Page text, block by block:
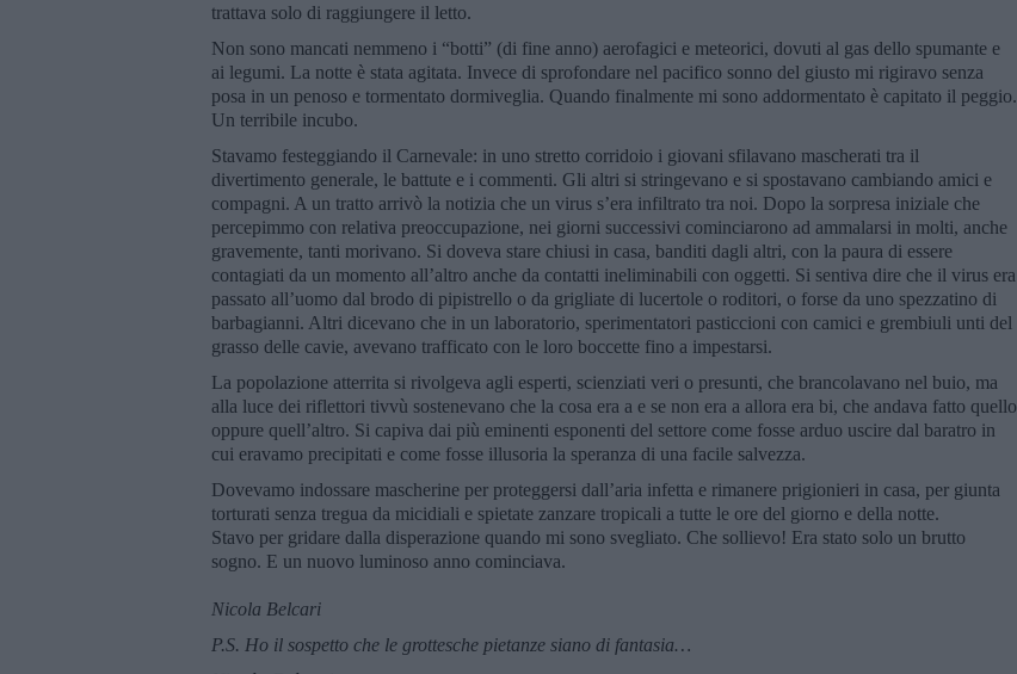
trattava solo di raggiungere il letto.
Non sono mancati nemmeno i “botti” (di fine anno) aerofagici e meteorici, dovuti al gas dello spumante e
ai legumi. La notte è stata agitata. Invece di sprofondare nel pacifico sonno del giusto mi rigiravo senza
posa in un penoso e tormentato dormiveglia. Quando finalmente mi sono addormentato è capitato il peggio.
Un terribile incubo.
Stavamo festeggiando il Carnevale: in uno stretto corridoio i giovani sfilavano mascherati tra il
divertimento generale, le battute e i commenti. Gli altri si stringevano e si spostavano cambiando amici e
compagni. A un tratto arrivò la notizia che un virus s’era infiltrato tra noi. Dopo la sorpresa iniziale che
percepimmo con relativa preoccupazione, nei giorni successivi cominciarono ad ammalarsi in molti, anche
gravemente, tanti morivano. Si doveva stare chiusi in casa, banditi dagli altri, con la paura di essere
contagiati da un momento all’altro anche da contatti ineliminabili con oggetti. Si sentiva dire che il virus era
passato all’uomo dal brodo di pipistrello o da grigliate di lucertole o roditori, o forse da uno spezzatino di
barbagianni. Altri dicevano che in un laboratorio, sperimentatori pasticcioni con camici e grembiuli unti del
grasso delle cavie, avevano trafficato con le loro boccette fino a impestarsi.
La popolazione atterrita si rivolgeva agli esperti, scienziati veri o presunti, che brancolavano nel buio, ma
alla luce dei riflettori tivvù sostenevano che la cosa era a e se non era a allora era bi, che andava fatto quello
oppure quell’altro. Si capiva dai più eminenti esponenti del settore come fosse arduo uscire dal baratro in
cui eravamo precipitati e come fosse illusoria la speranza di una facile salvezza.
Dovevamo indossare mascherine per proteggersi dall’aria infetta e rimanere prigionieri in casa, per giunta
torturati senza tregua da micidiali e spietate zanzare tropicali a tutte le ore del giorno e della notte.
Stavo per gridare dalla disperazione quando mi sono svegliato. Che sollievo! Era stato solo un brutto
sogno. E un nuovo luminoso anno cominciava.
Nicola Belcari
P.S. Ho il sospetto che le grottesche pietanze siano di fantasia…